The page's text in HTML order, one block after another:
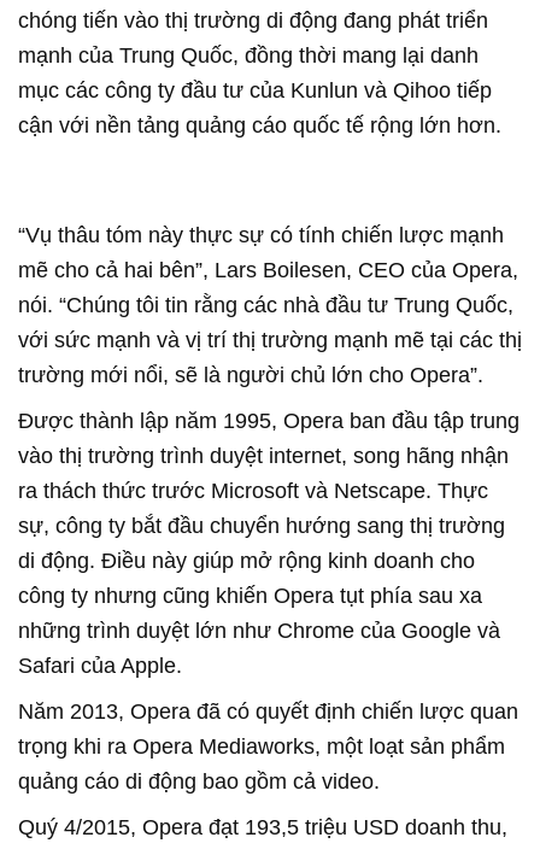
chóng tiến vào thị trường di động đang phát triển
mạnh của Trung Quốc, đồng thời mang lại danh
mục các công ty đầu tư của Kunlun và Qihoo tiếp
cận với nền tảng quảng cáo quốc tế rộng lớn hơn.
“Vụ thâu tóm này thực sự có tính chiến lược mạnh
mẽ cho cả hai bên”, Lars Boilesen, CEO của Opera,
nói. “Chúng tôi tin rằng các nhà đầu tư Trung Quốc,
với sức mạnh và vị trí thị trường mạnh mẽ tại các thị
trường mới nổi, sẽ là người chủ lớn cho Opera”.
Được thành lập năm 1995, Opera ban đầu tập trung
vào thị trường trình duyệt internet, song hãng nhận
ra thách thức trước Microsoft và Netscape. Thực
sự, công ty bắt đầu chuyển hướng sang thị trường
di động. Điều này giúp mở rộng kinh doanh cho
công ty nhưng cũng khiến Opera tụt phía sau xa
những trình duyệt lớn như Chrome của Google và
Safari của Apple.
Năm 2013, Opera đã có quyết định chiến lược quan
trọng khi ra Opera Mediaworks, một loạt sản phẩm
quảng cáo di động bao gồm cả video.
Quý 4/2015, Opera đạt 193,5 triệu USD doanh thu,